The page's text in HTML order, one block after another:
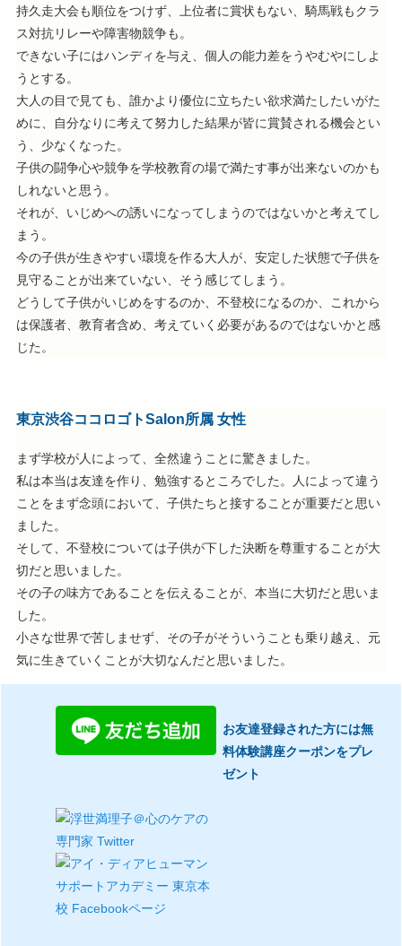
持久走大会も順位をつけず、上位者に賞状もない、騎馬戦もクラ
ス対抗リレーや障害物競争も。
できない子にはハンディを与え、個人の能力差をうやむやにしよ
うとする。
大人の目で見ても、誰かより優位に立ちたい欲求満たしたいがた
めに、自分なりに考えて努力した結果が皆に賞賛される機会とい
う、少なくなった。
子供の闘争心や競争を学校教育の場で満たす事が出来ないのかも
しれないと思う。
それが、いじめへの誘いになってしまうのではないかと考えてし
まう。
今の子供が生きやすい環境を作る大人が、安定した状態で子供を
見守ることが出来ていない、そう感じてしまう。
どうして子供がいじめをするのか、不登校になるのか、これから
は保護者、教育者含め、考えていく必要があるのではないかと感
じた。
東京渋谷ココロゴトSalon所属 女性
まず学校が人によって、全然違うことに驚きました。
私は本当は友達を作り、勉強するところでした。人によって違う
ことをまず念頭において、子供たちと接することが重要だと思い
ました。
そして、不登校については子供が下した決断を尊重することが大
切だと思いました。
その子の味方であることを伝えることが、本当に大切だと思いま
した。
小さな世界で苦しませず、その子がそういうことも乗り越え、元
気に生きていくことが大切なんだと思いました。
お友達登録された方には無
料体験講座クーポンをプレ
ゼント